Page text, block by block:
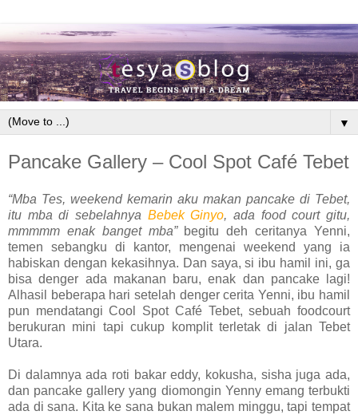
▼
Pancake Gallery – Cool Spot Café Tebet
“Mba Tes, weekend kemarin aku makan pancake di Tebet,
itu mba di sebelahnya Bebek Ginyo, ada food court gitu,
mmmmm enak banget mba” begitu deh ceritanya Yenni,
temen sebangku di kantor, mengenai weekend yang ia
habiskan dengan kekasihnya. Dan saya, si ibu hamil ini, ga
bisa denger ada makanan baru, enak dan pancake lagi!
Alhasil beberapa hari setelah denger cerita Yenni, ibu hamil
pun mendatangi Cool Spot Café Tebet, sebuah foodcourt
berukuran mini tapi cukup komplit terletak di jalan Tebet
Utara.
Di dalamnya ada roti bakar eddy, kokusha, sisha juga ada,
dan pancake gallery yang diomongin Yenny emang terbukti
ada di sana. Kita ke sana bukan malem minggu, tapi tempat